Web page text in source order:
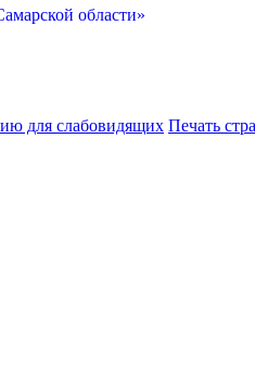
области»
для слабовидящих Печать